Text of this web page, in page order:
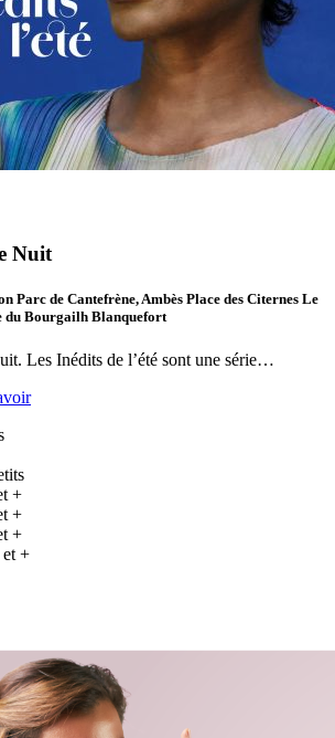
Nuit
Parc de Cantefrène, Ambès Place des Citernes Le
du Bourgailh Blanquefort
Les Inédits de l’été sont une série…
+
+
+
et +